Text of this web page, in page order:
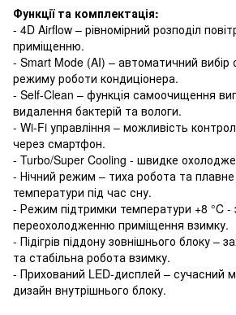
Функції та комплектація:
- 4D Airflow – рівномірний розподіл
приміщенню.
- Smart Mode (AI) – автоматичний вибір
режиму роботи кондиціонера.
- Self-Clean – функція самоочищення
видалення бактерій та вологи.
- Wi-Fi управління – можливість
через смартфон.
- Turbo/Super Cooling - швидке
- Нічний режим – тиха робота та
температури під час сну.
- Режим підтримки температури +8 °C -
переохолодженню приміщення взимку.
- Підігрів піддону зовнішнього блоку –
та стабільна робота взимку.
- Прихований LED-дисплей – сучасний
дизайн внутрішнього блоку.